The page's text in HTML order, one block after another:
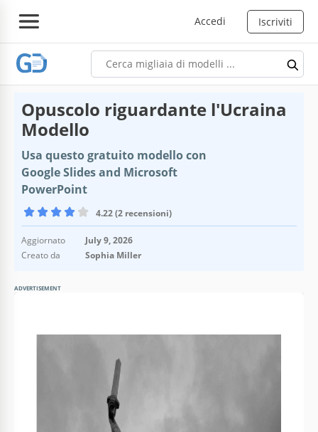
Accedi Iscriviti
Opuscolo riguardante l'Ucraina
Modello
Usa questo gratuito modello con
Google Slides and Microsoft
PowerPoint
4.22 (2 recensioni)
Aggiornato
July 9, 2026
Creato da
Sophia Miller
ADVERTISEMENT